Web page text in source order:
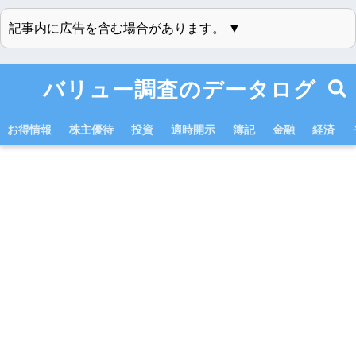
記事内に広告を含む場合があります。 ▼
バリュー調査のデータログ
お得情報 株主優待 投資 適時開示 簿記 金融 経済